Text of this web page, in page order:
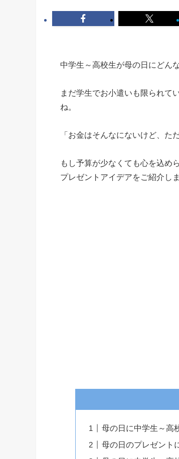
中学生～高校生が母の日にどん
まだ学生でお小遣いも限られて
ね。
「お金はそんなにないけど、た
もし予算が少なくても心を込め
プレゼントアイデアをご紹介しま
母の日に中学生～高
母の日のプレゼント